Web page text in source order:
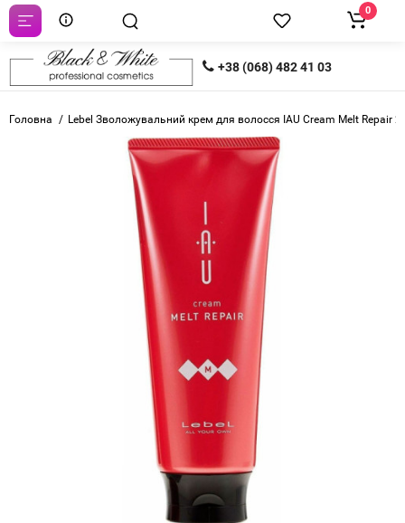
+38 (068) 482 41 03
0
Головна Lebel Зволожувальний крем для волосся IAU Cream Melt Repair